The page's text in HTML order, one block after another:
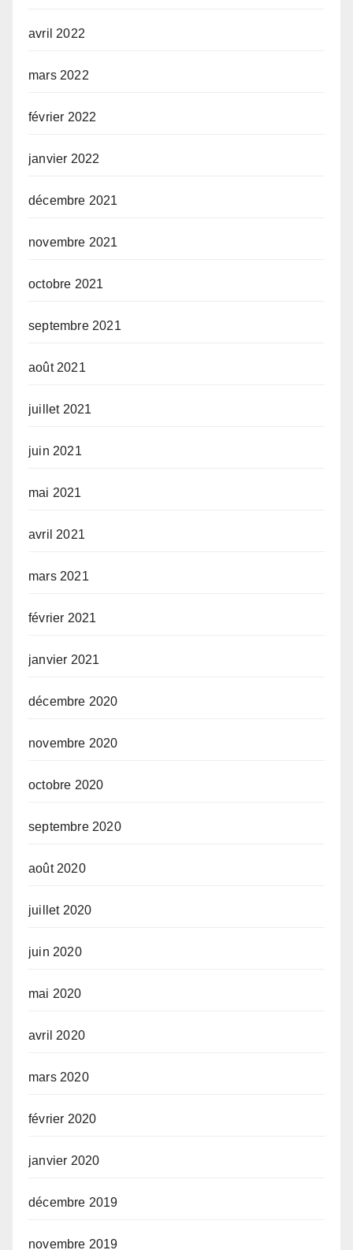
avril 2022
mars 2022
février 2022
janvier 2022
décembre 2021
novembre 2021
octobre 2021
septembre 2021
août 2021
juillet 2021
juin 2021
mai 2021
avril 2021
mars 2021
février 2021
janvier 2021
décembre 2020
novembre 2020
octobre 2020
septembre 2020
août 2020
juillet 2020
juin 2020
mai 2020
avril 2020
mars 2020
février 2020
janvier 2020
décembre 2019
novembre 2019